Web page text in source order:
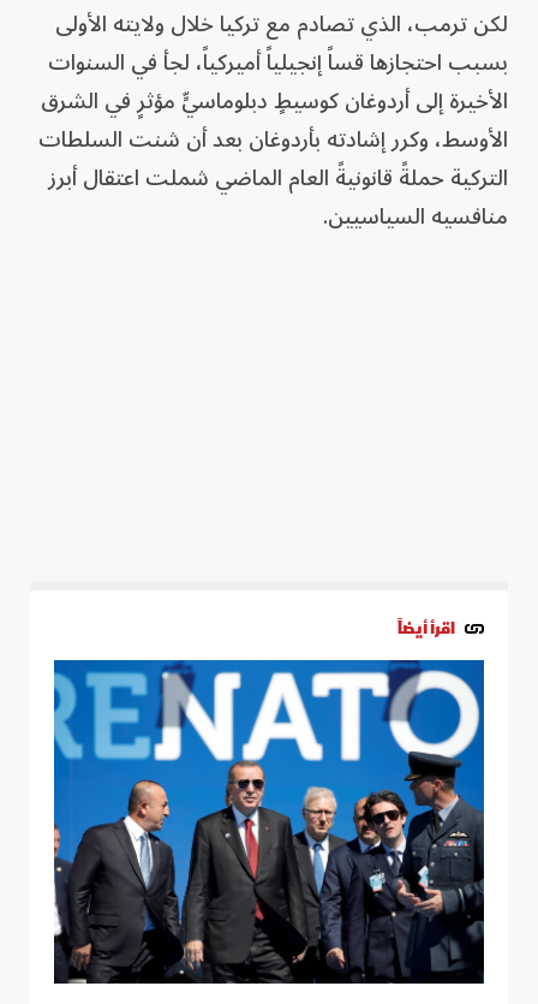
لكن ترمب، الذي تصادم مع تركيا خلال ولايته الأولى
بسبب احتجازها قساً إنجيلياً أميركياً، لجأ في السنوات
الأخيرة إلى أردوغان كوسيطٍ دبلوماسيٍّ مؤثرٍ في الشرق
الأوسط، وكرر إشادته بأردوغان بعد أن شنت السلطات
التركية حملةً قانونيةً العام الماضي شملت اعتقال أبرز
منافسيه السياسيين.
اقرأ أيضاً